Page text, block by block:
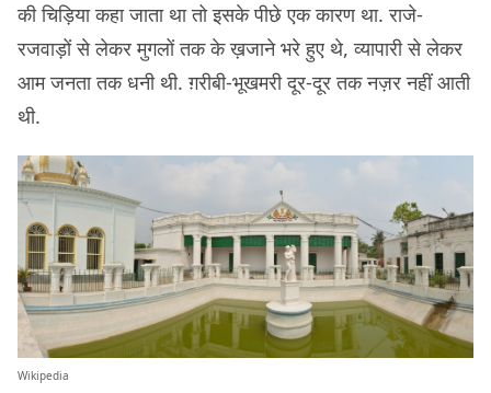
की चिड़िया कहा जाता था तो इसके पीछे एक कारण था. राजे-
रजवाड़ों से लेकर मुगलों तक के ख़जाने भरे हुए थे, व्यापारी से लेकर
आम जनता तक धनी थी. ग़रीबी-भूखमरी दूर-दूर तक नज़र नहीं आती
थी.
Wikipedia